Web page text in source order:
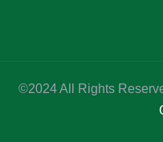
©2024 All Rights